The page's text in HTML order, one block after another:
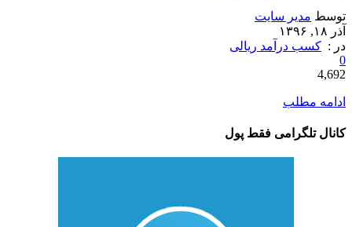
توسط مدیر سایت
آذر ۱۸, ۱۳۹۶
در : کسب درآمد ریالی
0
4,692
ادامه مطلب
کانال تلگرامی فقط پول